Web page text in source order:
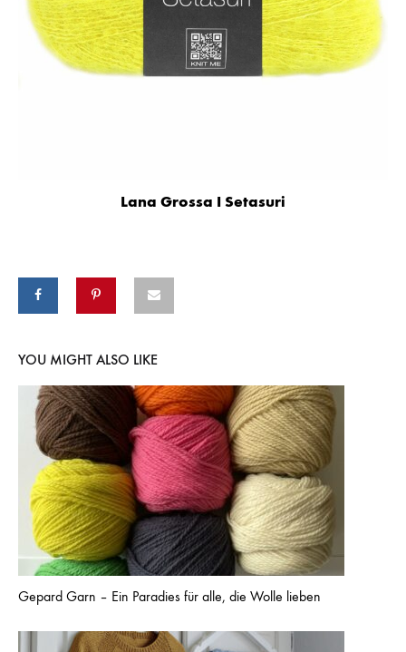
Lana Grossa I Setasuri
YOU MIGHT ALSO LIKE
Gepard Garn – Ein Paradies für alle, die Wolle lieben